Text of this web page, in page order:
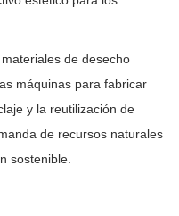
de desecho
máquinas para fabricar
y la reutilización de
de recursos naturales
sostenible.